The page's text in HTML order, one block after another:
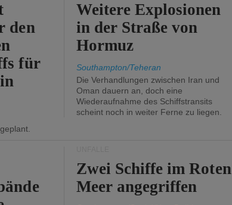
den
für
Weitere Explosionen
in der Straße von
Hormuz
Southampton/Teheran
Die Verhandlungen zwischen Iran und
Oman dauern an, doch eine
Wiederaufnahme des Schiffstransits
scheint noch in weiter Ferne zu liegen.
Zwei Schiffe im Roten
Meer angegriffen